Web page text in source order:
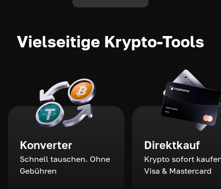
Vielseitige Krypto-Tools
Konverter
Schnell tauschen. Ohne
Gebühren
Direktkauf
Krypto sofort
Visa & Mastercard